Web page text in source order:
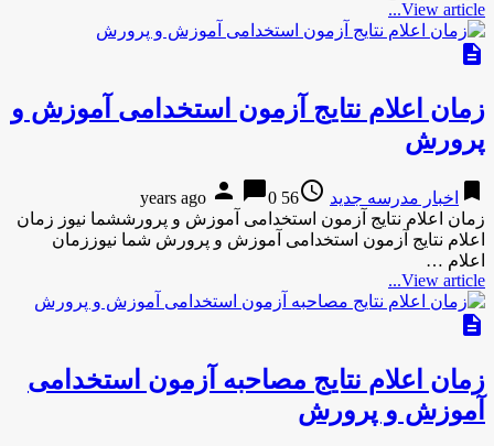
View article...
description
زمان اعلام نتایج آزمون استخدامی آموزش و
پرورش
bookmark اخبار مدرسه جدید access_time
56 years ago
person chat_bubble0
زمان اعلام نتایج آزمون استخدامی آموزش و پرورششما نیوز زمان
اعلام نتایج آزمون استخدامی آموزش و پرورش شما نیوززمان
اعلام …
View article...
description
زمان اعلام نتایج مصاحبه آزمون استخدامی
آموزش و پرورش